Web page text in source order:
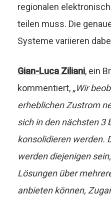
regionalen
teilen muss. Die
Systeme variieren
Gian-Luca Ziliani, ein
kommentiert, „Wir
erheblichen Zustrom
sich in den nächsten 3
konsolidieren werden.
werden diejenigen
Lösungen über
anbieten können,